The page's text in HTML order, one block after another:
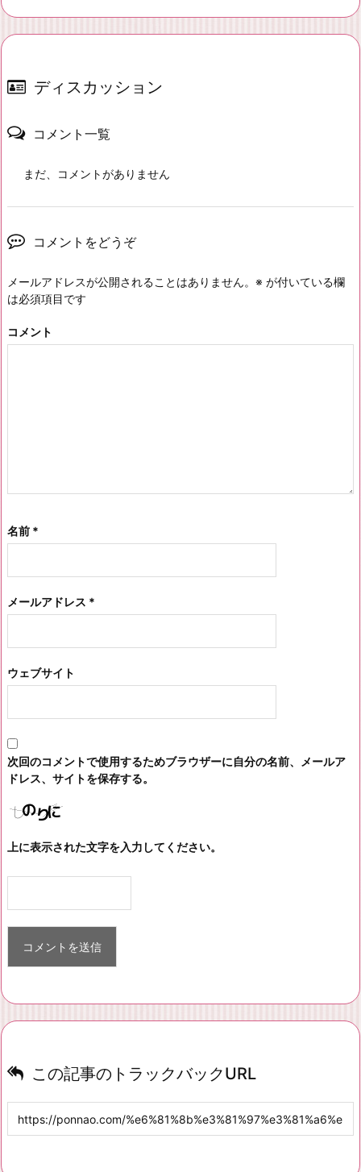
ディスカッション
コメント一覧
まだ、コメントがありません
コメントをどうぞ
メールアドレスが公開されることはありません。 ※ が付いている欄
は必須項目です
コメント
名前 *
メールアドレス *
ウェブサイト
次回のコメントで使用するためブラウザーに自分の名前、メールア
ドレス、サイトを保存する。
上に表示された文字を入力してください。
この記事のトラックバックURL